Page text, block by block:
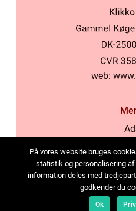
web:
På vores website bruges
statistik og personalisering af
information deles med
godkender du
Ok